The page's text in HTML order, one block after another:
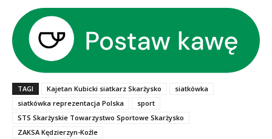
TAGI Kajetan Kubicki siatkarz Skarżysko
siatkówka
siatkówka reprezentacja Polska
sport
STS Skarżyskie Towarzystwo Sportowe Skarżysko
ZAKSA Kędzierzyn-Koźle